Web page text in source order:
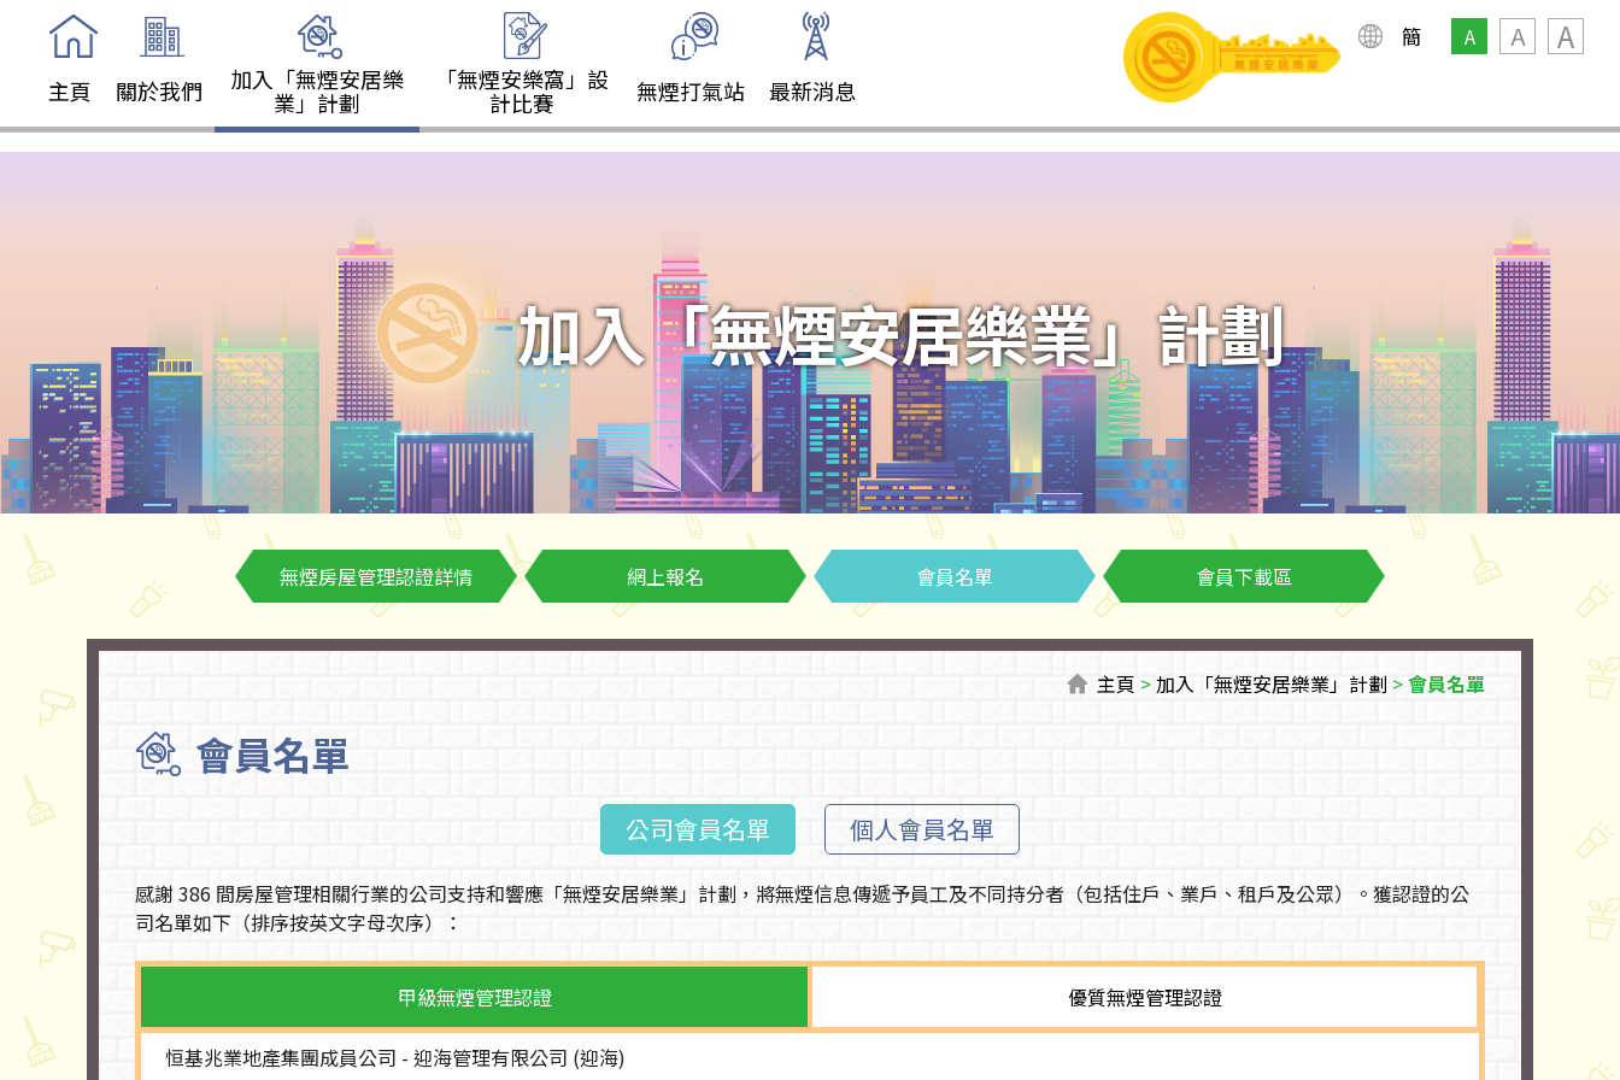
主頁 關於我們 加入「無煙安居樂
業」計劃
「無煙安樂窩」設
計比賽 無煙打氣站 最新消息
簡 A A A
加入「無煙安居樂業」計劃
無煙房屋管理認證詳情 網上報名 會員名單 會員下載區
主頁 >加入「無煙安居樂業」計劃 >會員名單
會員名單
公司會員名單 個人會員名單
感謝 386 間房屋管理相關行業的公司支持和響應「無煙安居樂業」計劃，將無煙信息傳遞予員工及不同持分者（包括住戶、業戶、租戶及公眾）。獲認證的公
司名單如下（排序按英文字母次序）：
甲級無煙管理認證 優質無煙管理認證
恒基兆業地產集團成員公司 - 迎海管理有限公司 (迎海)